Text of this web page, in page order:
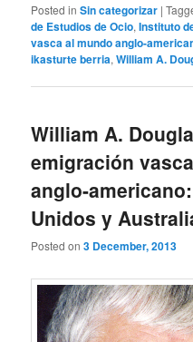
Posted in Sin categorizar |
de Estudios de Ocio,Instituto
vasca al mundo anglo-
ikasturte berria,William A.
William A.
emigración
anglo-
Unidos y
Posted on3 December, 2013